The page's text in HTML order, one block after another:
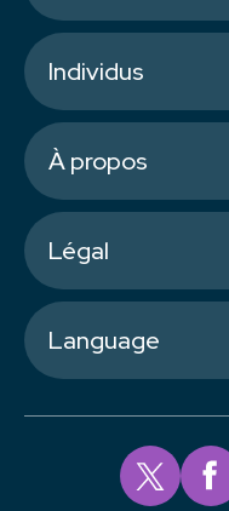
Individus
À propos
Légal
Language